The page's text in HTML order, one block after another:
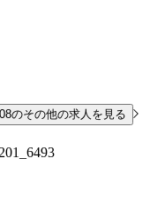
のその他の求人を見る